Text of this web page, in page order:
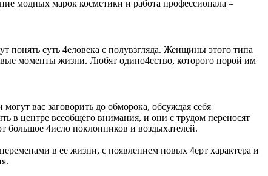
модных марок косметики и работа профессионала –
суть 4еловека с полувзгляда. Женщины этого типа
моменты жизни. Любят одино4ество, которого порой им
вас заговорить до обморока, обсуждая себя
в центре всеобщего внимания, и они с трудом переносят
4исло поклонников и воздыхателей.
в ее жизни, с появлением новых 4ерт характера и